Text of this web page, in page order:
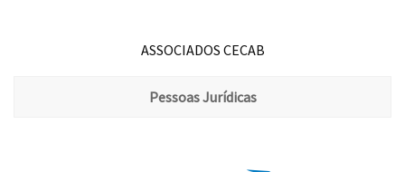
ASSOCIADOS CECAB
Pessoas Jurídicas